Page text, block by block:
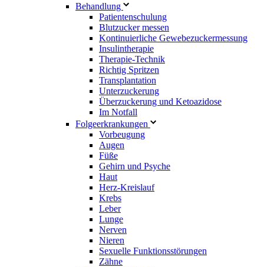
Behandlung
Patientenschulung
Blutzucker messen
Kontinuierliche Gewebezuckermessung
Insulintherapie
Therapie-Technik
Richtig Spritzen
Transplantation
Unterzuckerung
Überzuckerung und Ketoazidose
Im Notfall
Folgeerkrankungen
Vorbeugung
Augen
Füße
Gehirn und Psyche
Haut
Herz-Kreislauf
Krebs
Leber
Lunge
Nerven
Nieren
Sexuelle Funktionsstörungen
Zähne